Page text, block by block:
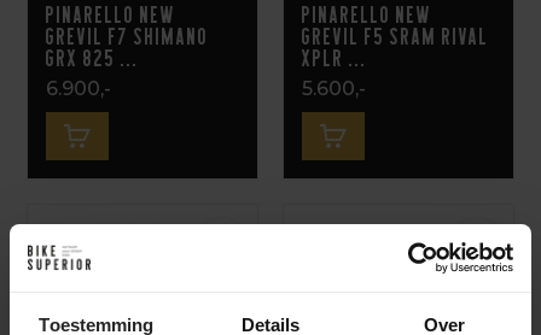
Toestemming Details Over
Pinarello New
Grevil F7 Shimano
GRX 825 ...
6.900,-
Pinarello New
Grevil F5 Sram Rival
XPLR ...
5.600,-